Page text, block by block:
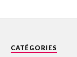
CATÉGORIES